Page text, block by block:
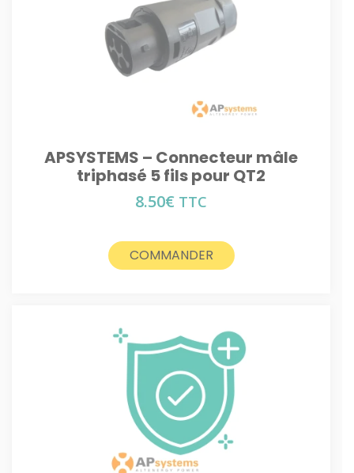
APSYSTEMS – Connecteur mâle
triphasé 5 fils pour QT2
8.50€ TTC
COMMANDER